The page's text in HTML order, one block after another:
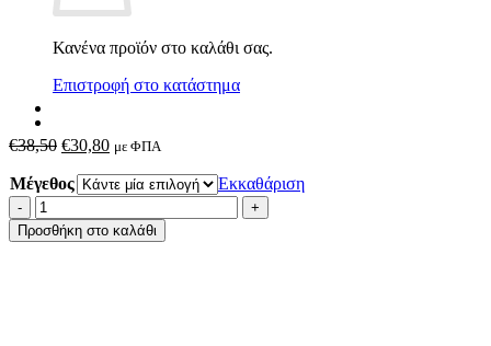
Κανένα προϊόν στο καλάθι σας.
Επιστροφή στο κατάστημα
€38,50 Original
was:
€38,50.
€30,80Η
τιμή
είναι:
€30,80.
με ΦΠΑ
Μέγεθος
Εκκαθάριση
Triumph
Amourette
N
Προσθήκη στο καλάθι